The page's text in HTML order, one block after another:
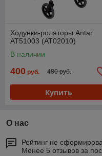
Ходунки-роляторы Antar
АТ51003 (АТ02010)
В наличии
400 руб. 480 руб.
Купить
О нас
Рейтинг не
Менее 5 отзывов за